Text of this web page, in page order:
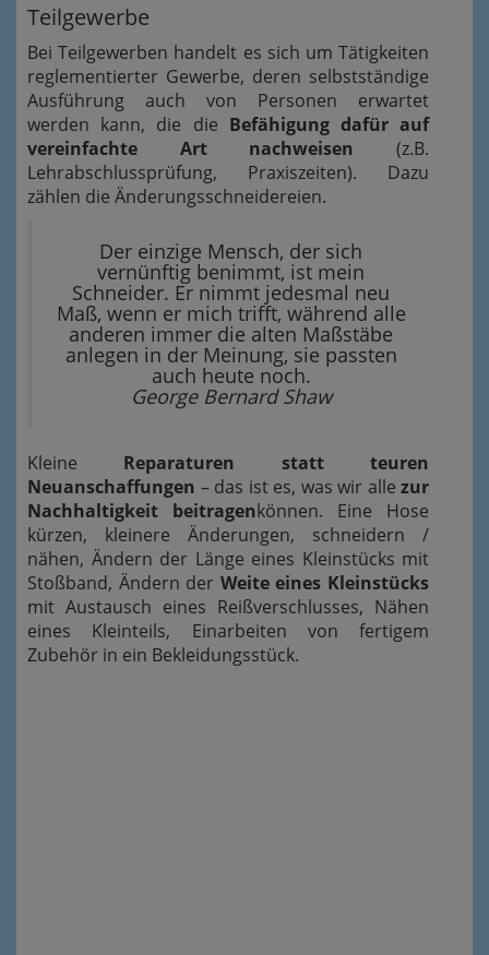
Teilgewerbe
Bei Teilgewerben handelt es sich um Tätigkeiten
reglementierter Gewerbe, deren selbstständige
Ausführung auch von Personen erwartet
werden kann, die die Befähigung dafür auf
vereinfachte Art nachweisen (z.B.
Lehrabschlussprüfung, Praxiszeiten). Dazu
zählen die Änderungsschneidereien.
Der einzige Mensch, der sich
vernünftig benimmt, ist mein
Schneider. Er nimmt jedesmal neu
Maß, wenn er mich trifft, während alle
anderen immer die alten Maßstäbe
anlegen in der Meinung, sie passten
auch heute noch.
George Bernard Shaw
Kleine Reparaturen statt teuren
Neuanschaffungen – das ist es, was wir alle zur
Nachhaltigkeit beitragenkönnen. Eine Hose
kürzen, kleinere Änderungen, schneidern /
nähen, Ändern der Länge eines Kleinstücks mit
Stoßband, Ändern der Weite eines Kleinstücks
mit Austausch eines Reißverschlusses, Nähen
eines Kleinteils, Einarbeiten von fertigem
Zubehör in ein Bekleidungsstück.